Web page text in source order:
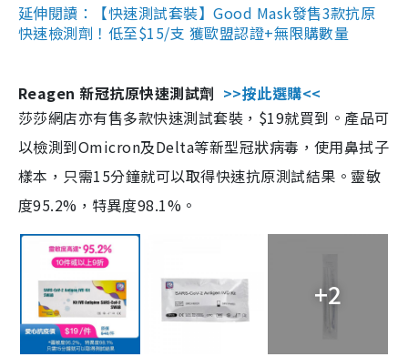
延伸閱讀：【快速測試套裝】Good Mask發售3款抗原
快速檢測劑！低至$15/支 獲歐盟認證+無限購數量
Reagen 新冠抗原快速測試劑 >>按此選購<<
莎莎網店亦有售多款快速測試套裝，$19就買到。產品可
以檢測到Omicron及Delta等新型冠狀病毒，使用鼻拭子
樣本，只需15分鐘就可以取得快速抗原測試結果。靈敏
度95.2%，特異度98.1%。
+2